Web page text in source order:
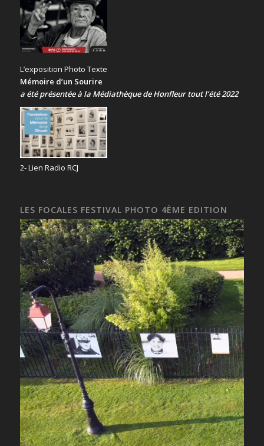
L’exposition Photo Texte
Mémoire d’un Sourire
a été présentéeà la Médiathèque de Honfleur tout l’été 2022
2- Lien Radio RCJ
LES FOCALES FESTIVAL PHOTO 4ÈME EDITION